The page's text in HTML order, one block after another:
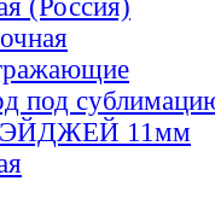
(Россия)
под
11мм